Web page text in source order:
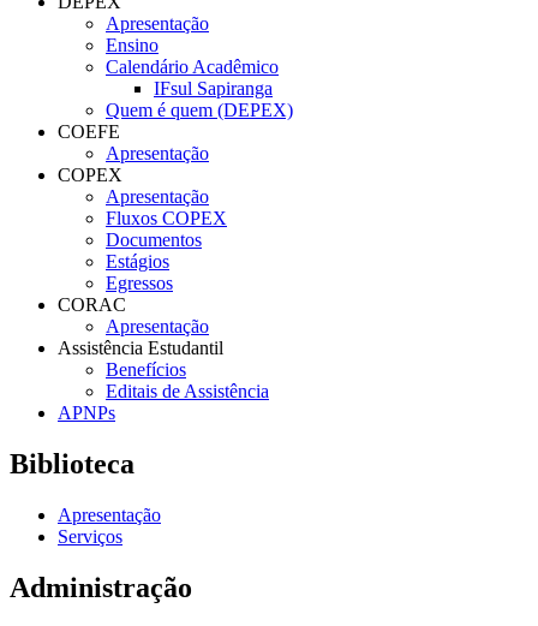
Apresentação
Ensino
Calendário Acadêmico
IFsul Sapiranga
Quem é quem (DEPEX)
COEFE
Apresentação
COPEX
Apresentação
Fluxos COPEX
Documentos
Estágios
Egressos
CORAC
Apresentação
Assistência Estudantil
Benefícios
Editais de Assistência
APNPs
Biblioteca
Apresentação
Serviços
Administração